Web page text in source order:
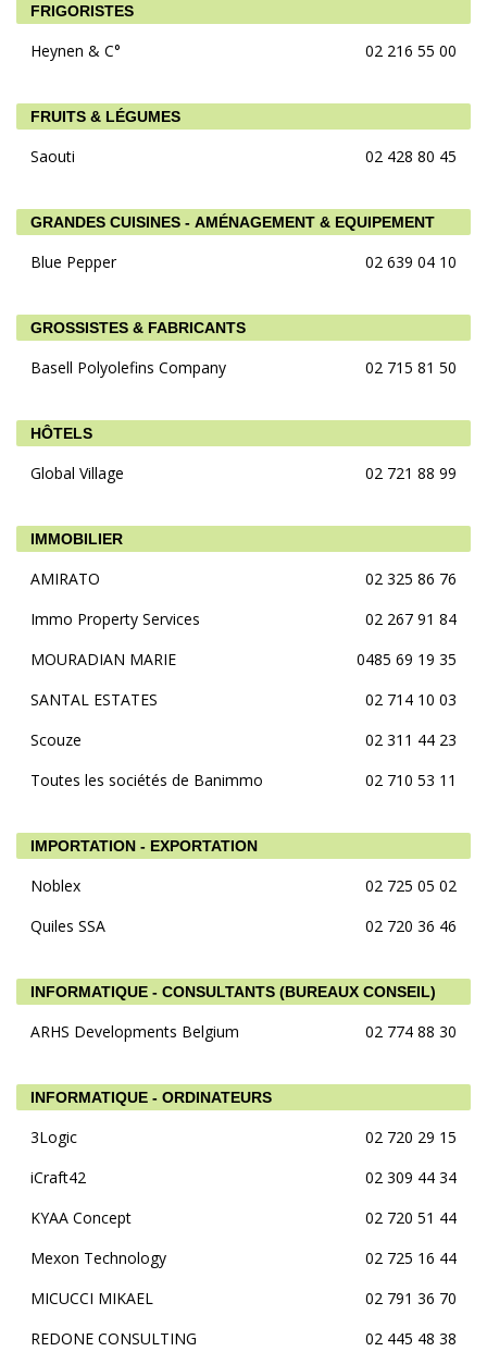
FRIGORISTES
Heynen & C° 02 216 55 00
FRUITS & LÉGUMES
Saouti 02 428 80 45
GRANDES CUISINES - AMÉNAGEMENT & EQUIPEMENT
Blue Pepper 02 639 04 10
GROSSISTES & FABRICANTS
Basell Polyolefins Company 02 715 81 50
HÔTELS
Global Village 02 721 88 99
IMMOBILIER
AMIRATO
02 325 86 76
Immo Property Services
02 267 91 84
MOURADIAN MARIE
0485 69 19 35
SANTAL ESTATES
02 714 10 03
Scouze
02 311 44 23
Toutes les sociétés de Banimmo
02 710 53 11
IMPORTATION - EXPORTATION
Noblex
02 725 05 02
Quiles SSA
02 720 36 46
INFORMATIQUE - CONSULTANTS (BUREAUX CONSEIL)
ARHS Developments Belgium 02 774 88 30
INFORMATIQUE - ORDINATEURS
3Logic
02 720 29 15
iCraft42
02 309 44 34
KYAA Concept
02 720 51 44
Mexon Technology
02 725 16 44
MICUCCI MIKAEL
02 791 36 70
REDONE CONSULTING
02 445 48 38